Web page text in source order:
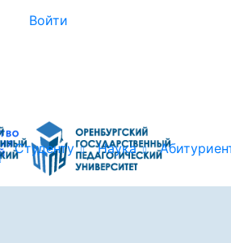
Войти
Студенту Наука